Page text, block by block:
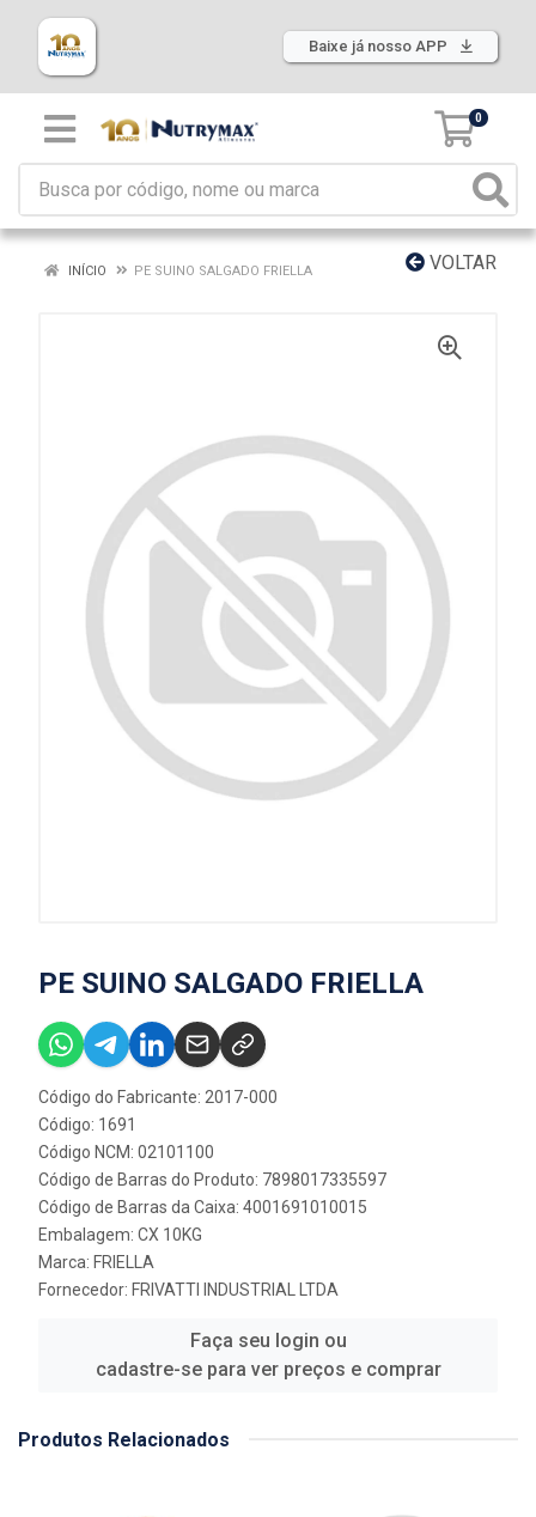
Baixe já nosso APP
0
VOLTAR
INÍCIO PE SUINO SALGADO FRIELLA
PE SUINO SALGADO FRIELLA
Código do Fabricante: 2017-000
Código: 1691
Código NCM: 02101100
Código de Barras do Produto: 7898017335597
Código de Barras da Caixa: 4001691010015
Embalagem: CX 10KG
Marca: FRIELLA
Fornecedor: FRIVATTI INDUSTRIAL LTDA
Faça seu login ou
cadastre-se para ver preços e comprar
Produtos Relacionados